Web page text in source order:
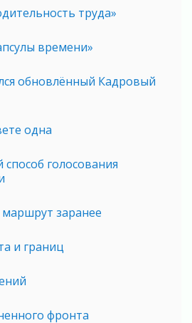
труда»
времени»
обновлённый Кадровый
одна
голосования
заранее
и границ
фронта